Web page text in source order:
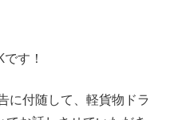
す！
に付随して、軽貨物ドラ